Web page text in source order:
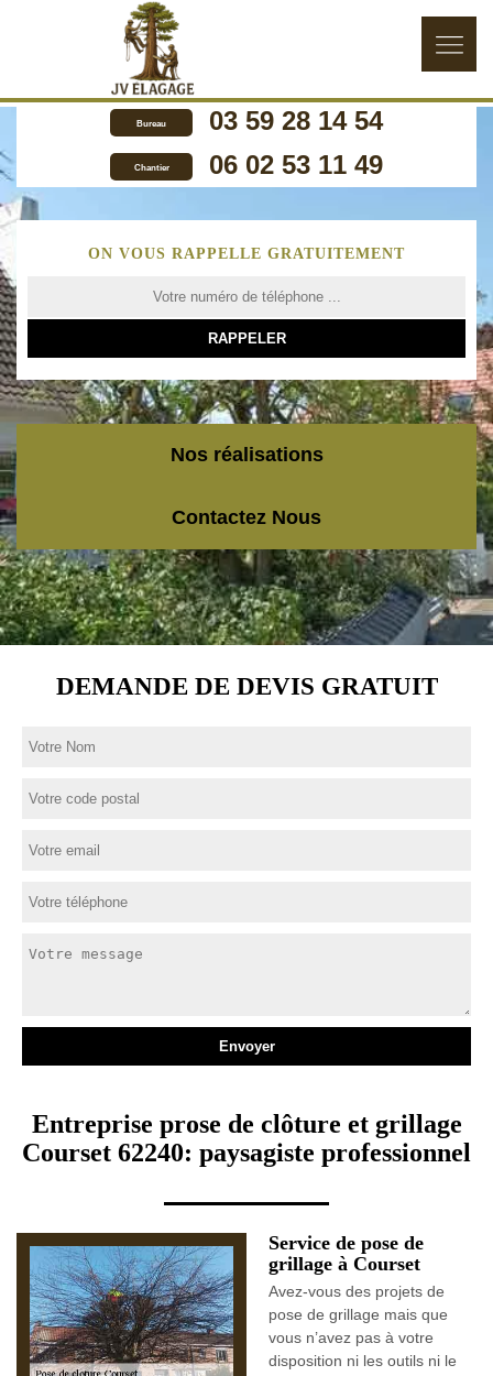
Bureau 03 59 28 14 54
Chantier 06 02 53 11 49
ON VOUS RAPPELLE GRATUITEMENT
Nos réalisations
Contactez Nous
DEMANDE DE DEVIS GRATUIT
Entreprise prose de clôture et grillage
Courset 62240: paysagiste professionnel
Service de pose de
grillage à Courset
Avez-vous des projets de
pose de grillage mais que
vous n’avez pas à votre
disposition ni les outils ni le